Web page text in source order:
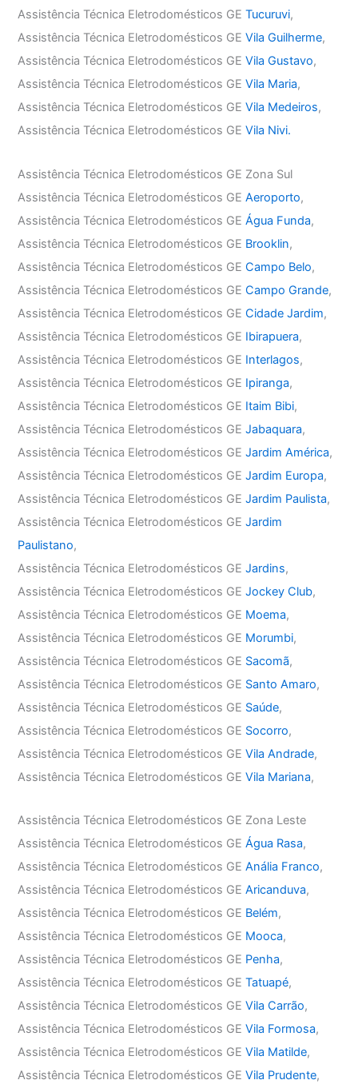
Assistência Técnica Eletrodomésticos GETucuruvi,
Assistência Técnica Eletrodomésticos GEVila Guilherme,
Assistência Técnica Eletrodomésticos GEVila Gustavo,
Assistência Técnica Eletrodomésticos GEVila Maria,
Assistência Técnica Eletrodomésticos GEVila Medeiros,
Assistência Técnica Eletrodomésticos GEVila Nivi.
Assistência Técnica Eletrodomésticos GE Zona Sul
Assistência Técnica Eletrodomésticos GEAeroporto,
Assistência Técnica Eletrodomésticos GEÁgua Funda,
Assistência Técnica Eletrodomésticos GE Brooklin,
Assistência Técnica Eletrodomésticos GECampo Belo,
Assistência Técnica Eletrodomésticos GECampo Grande,
Assistência Técnica Eletrodomésticos GECidade Jardim,
Assistência Técnica Eletrodomésticos GE Ibirapuera,
Assistência Técnica Eletrodomésticos GE Interlagos,
Assistência Técnica Eletrodomésticos GE Ipiranga,
Assistência Técnica Eletrodomésticos GE Itaim Bibi,
Assistência Técnica Eletrodomésticos GEJabaquara,
Assistência Técnica Eletrodomésticos GEJardim América,
Assistência Técnica Eletrodomésticos GEJardim Europa,
Assistência Técnica Eletrodomésticos GEJardim Paulista,
Assistência Técnica Eletrodomésticos GEJardim
Paulistano,
Assistência Técnica Eletrodomésticos GEJardins,
Assistência Técnica Eletrodomésticos GEJockey Club,
Assistência Técnica Eletrodomésticos GE Moema,
Assistência Técnica Eletrodomésticos GE Morumbi,
Assistência Técnica Eletrodomésticos GE Sacomã,
Assistência Técnica Eletrodomésticos GE Santo Amaro,
Assistência Técnica Eletrodomésticos GE Saúde,
Assistência Técnica Eletrodomésticos GE Socorro,
Assistência Técnica Eletrodomésticos GEVila Andrade,
Assistência Técnica Eletrodomésticos GEVila Mariana,
Assistência Técnica Eletrodomésticos GE Zona Leste
Assistência Técnica Eletrodomésticos GEÁgua Rasa,
Assistência Técnica Eletrodomésticos GEAnália Franco,
Assistência Técnica Eletrodomésticos GEAricanduva,
Assistência Técnica Eletrodomésticos GE Belém,
Assistência Técnica Eletrodomésticos GE Mooca,
Assistência Técnica Eletrodomésticos GE Penha,
Assistência Técnica Eletrodomésticos GETatuapé,
Assistência Técnica Eletrodomésticos GEVila Carrão,
Assistência Técnica Eletrodomésticos GEVila Formosa,
Assistência Técnica Eletrodomésticos GEVila Matilde,
Assistência Técnica Eletrodomésticos GEVila Prudente,